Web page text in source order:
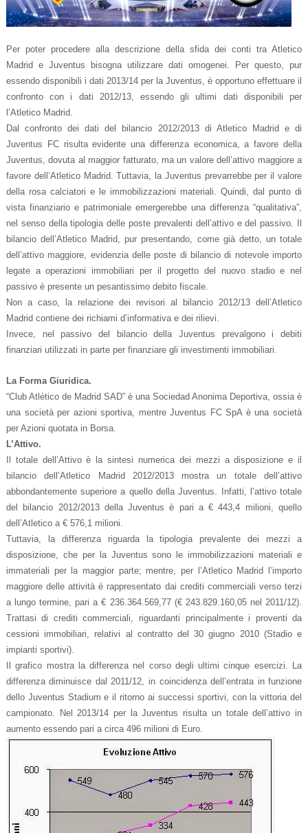
Per poter procedere alla descrizione della sfida dei conti tra Atletico
Madrid e Juventus bisogna utilizzare dati omogenei. Per questo, pur
essendo disponibili i dati 2013/14 per la Juventus, è opportuno effettuare il
confronto con i dati 2012/13, essendo gli ultimi dati disponibili per
l’Atletico Madrid.
Dal confronto dei dati del bilancio 2012/2013 di Atletico Madrid e di
Juventus FC risulta evidente una differenza economica, a favore della
Juventus, dovuta al maggior fatturato, ma un valore dell’attivo maggiore a
favore dell’Atletico Madrid. Tuttavia, la Juventus prevarrebbe per il valore
della rosa calciatori e le immobilizzazioni materiali. Quindi, dal punto di
vista finanziario e patrimoniale emergerebbe una differenza “qualitativa”,
nel senso della tipologia delle poste prevalenti dell’attivo e del passivo. Il
bilancio dell’Atletico Madrid, pur presentando, come già detto, un totale
dell’attivo maggiore, evidenzia delle poste di bilancio di notevole importo
legate a operazioni immobiliari per il progetto del nuovo stadio e nel
passivo è presente un pesantissimo debito fiscale.
Non a caso, la relazione dei revisori al bilancio 2012/13 dell’Atletico
Madrid contiene dei richiami d’informativa e dei rilievi.
Invece, nel passivo del bilancio della Juventus prevalgono i debiti
finanziari utilizzati in parte per finanziare gli investimenti immobiliari.
La Forma Giuridica.
“Club Atlético de Madrid SAD” è una Sociedad Anonima Deportiva, ossia è
una società per azioni sportiva, mentre Juventus FC SpA è una società
per Azioni quotata in Borsa.
L’Attivo.
Il totale dell’Attivo è la sintesi numerica dei mezzi a disposizione e il
bilancio dell’Atletico Madrid 2012/2013 mostra un totale dell’attivo
abbondantemente superiore a quello della Juventus. Infatti, l’attivo totale
del bilancio 2012/2013 della Juventus è pari a € 443,4 milioni, quello
dell’Atletico a € 576,1 milioni.
Tuttavia, la differenza riguarda la tipologia prevalente dei mezzi a
disposizione, che per la Juventus sono le immobilizzazioni materiali e
immateriali per la maggior parte; mentre, per l’Atletico Madrid l’importo
maggiore delle attività è rappresentato dai crediti commerciali verso terzi
a lungo termine, pari a € 236.364.569,77 (€ 243.829.160,05 nel 2011/12).
Trattasi di crediti commerciali, riguardanti principalmente i proventi da
cessioni immobiliari, relativi al contratto del 30 giugno 2010 (Stadio e
impianti sportivi).
Il grafico mostra la differenza nel corso degli ultimi cinque esercizi. La
differenza diminuisce dal 2011/12, in coincidenza dell’entrata in funzione
dello Juventus Stadium e il ritorno ai successi sportivi, con la vittoria del
campionato. Nel 2013/14 per la Juventus risulta un totale dell’attivo in
aumento essendo pari a circa 496 milioni di Euro.